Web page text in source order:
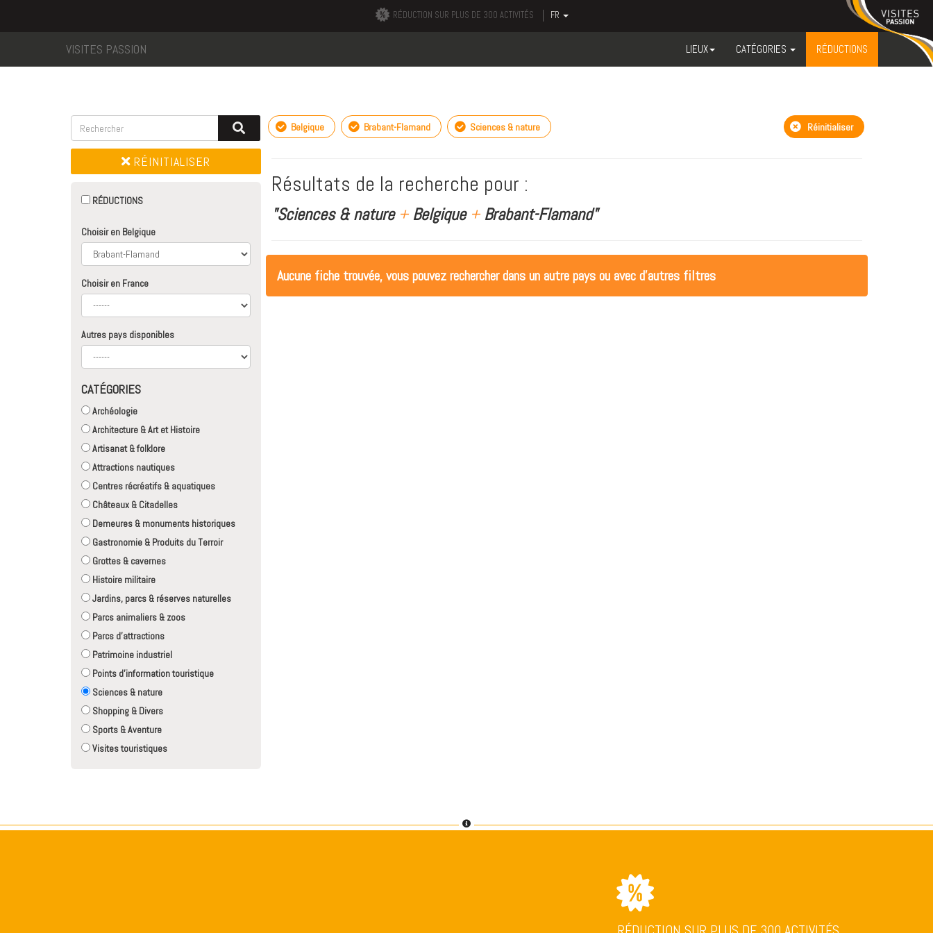
RÉDUCTION SUR PLUS DE 300 ACTIVITÉS FR
VISITES PASSION LIEUX CATÉGORIES RÉDUCTIONS
RÉINITIALISER
RÉDUCTIONS
Choisir en Belgique
Choisir en France
Autres pays disponibles
CATÉGORIES
Archéologie
Architecture & Art et Histoire
Artisanat & folklore
Attractions nautiques
Centres récréatifs & aquatiques
Châteaux & Citadelles
Demeures & monuments historiques
Gastronomie & Produits du Terroir
Grottes & cavernes
Histoire militaire
Jardins, parcs & réserves naturelles
Parcs animaliers & zoos
Parcs d'attractions
Patrimoine industriel
Points d'information touristique
Sciences & nature
Shopping & Divers
Sports & Aventure
Visites touristiques
Belgique Brabant-Flamand Sciences & nature Réinitialiser
Résultats de la recherche pour :
"Sciences & nature +Belgique +Brabant-Flamand"
Aucune fiche trouvée, vous pouvez rechercher dans un autre pays ou avec d'autres filtres